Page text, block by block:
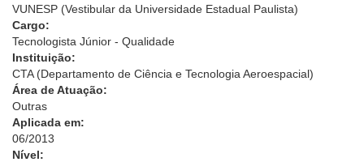
VUNESP (Vestibular da Universidade Estadual Paulista)
Cargo:
Tecnologista Júnior - Qualidade
Instituição:
CTA (Departamento de Ciência e Tecnologia Aeroespacial)
Área de Atuação:
Outras
Aplicada em:
06/2013
Nível: